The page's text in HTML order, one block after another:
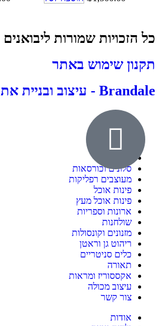
כל הזכויות שמורות ליבואנים
תקנון שימוש באתר
Brandale - עיצוב ובניית אתרים
ילדים ונוער
סלונים וכורסאות
מעוצבים רפליקות
פינות אוכל
פינות אוכל מעץ
ארונות וספריות
שולחנות
מזנונים וקונסולות
ריהוט גן וראטן
כלים סניטריים
תאורה
אקססוריז ומראות
עיצוב מכולה
צור קשר
אודות